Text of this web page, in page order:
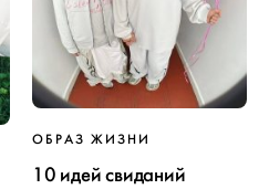
ОБРАЗ ЖИЗНИ
10 идей свиданий